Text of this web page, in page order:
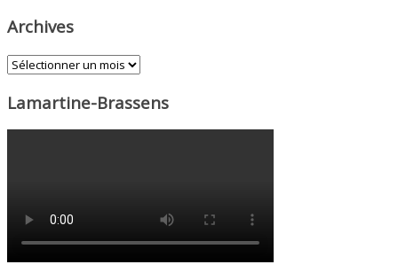
Archives
Archives
Lamartine-Brassens